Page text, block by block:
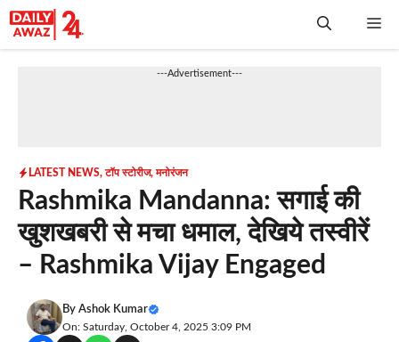
Skip
to
---Advertisement---
LATEST NEWS,टॉप स्टोरीज,मनोरंजन
Rashmika Mandanna: सगाई की
खुशखबरी से मचा धमाल, देखिये तस्वीरें
– Rashmika Vijay Engaged
By Ashok Kumar
On: Saturday, October 4, 2025 3:09 PM